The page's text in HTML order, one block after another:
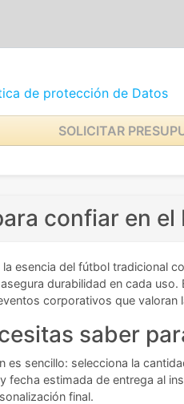
de protección de Datos
SOLICITAR
confiar en el
esencia del fútbol tradicional
durabilidad en cada
corporativos que valoran
saber
es sencillo: selecciona la
fecha estimada de entrega al
final.